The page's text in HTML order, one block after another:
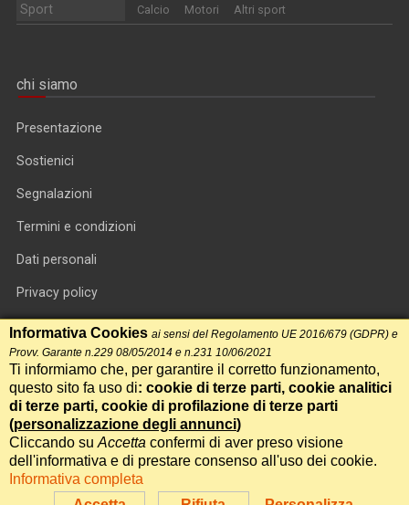
Sport Calcio Motori Altri sport
chi siamo
Presentazione
Sostienici
Segnalazioni
Termini e condizioni
Dati personali
Privacy policy
Informativa cookie
RSS feed
RSS Top News
Contatti
International Communication S.r.l. • P.IVA 14478081004 • Testata
giornalistica n.191, reg. Tribunale di Roma del 14/12/2017
Informativa Cookies ai sensi del Regolamento UE 2016/679 (GDPR) e
Provv. Garante n.229 08/05/2014 e n.231 10/06/2021
Ti informiamo che, per garantire il corretto funzionamento,
questo sito fa uso di: cookie di terze parti, cookie analitici
di terze parti, cookie di profilazione di terze parti
(personalizzazione degli annunci)
Cliccando su Accetta confermi di aver preso visione
dell'informativa e di prestare consenso all'uso dei cookie.
Informativa completa